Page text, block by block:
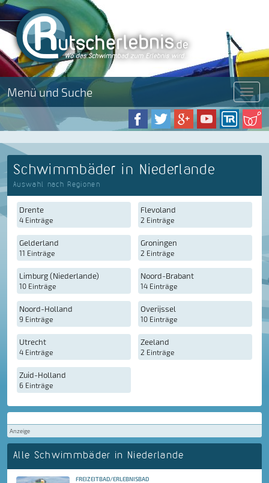
Menü und Suche Menü
Schwimmbäder in Niederlande
Auswahl nach Regionen
Drente
4 Einträge
Flevoland
2 Einträge
Gelderland
11 Einträge
Groningen
2 Einträge
Limburg (Niederlande)
10 Einträge
Noord-Brabant
14 Einträge
Noord-Holland
9 Einträge
Overijssel
10 Einträge
Utrecht
4 Einträge
Zeeland
2 Einträge
Zuid-Holland
6 Einträge
Anzeige
Alle Schwimmbäder in Niederlande
FREIZEITBAD/ERLEBNISBAD